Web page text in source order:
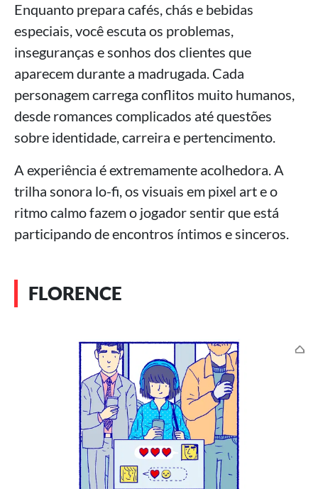
Enquanto prepara cafés, chás e bebidas
especiais, você escuta os problemas,
inseguranças e sonhos dos clientes que
aparecem durante a madrugada. Cada
personagem carrega conflitos muito humanos,
desde romances complicados até questões
sobre identidade, carreira e pertencimento.
A experiência é extremamente acolhedora. A
trilha sonora lo-fi, os visuais em pixel art e o
ritmo calmo fazem o jogador sentir que está
participando de encontros íntimos e sinceros.
FLORENCE